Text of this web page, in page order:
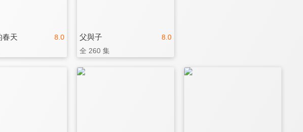
8.0
春天 8.0
父與子
全 260 集